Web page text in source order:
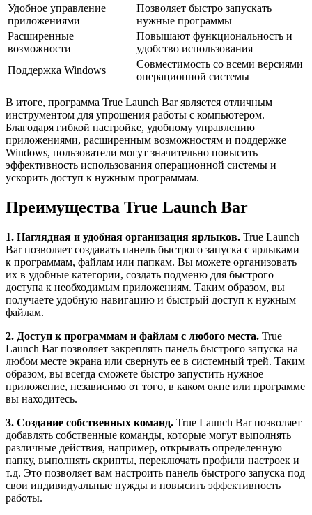
Удобное управление
приложениями
Позволяет быстро запускать
нужные программы
Расширенные
возможности
Повышают функциональность и
удобство использования
Поддержка Windows
Совместимость со всеми версиями
операционной системы
В итоге, программа True Launch Bar является отличным
инструментом для упрощения работы с компьютером.
Благодаря гибкой настройке, удобному управлению
приложениями, расширенным возможностям и поддержке
Windows, пользователи могут значительно повысить
эффективность использования операционной системы и
ускорить доступ к нужным программам.
Преимущества True Launch Bar
1. Наглядная и удобная организация ярлыков. True Launch
Bar позволяет создавать панель быстрого запуска с ярлыками
к программам, файлам или папкам. Вы можете организовать
их в удобные категории, создать подменю для быстрого
доступа к необходимым приложениям. Таким образом, вы
получаете удобную навигацию и быстрый доступ к нужным
файлам.
2. Доступ к программам и файлам с любого места. True
Launch Bar позволяет закреплять панель быстрого запуска на
любом месте экрана или свернуть ее в системный трей. Таким
образом, вы всегда сможете быстро запустить нужное
приложение, независимо от того, в каком окне или программе
вы находитесь.
3. Создание собственных команд. True Launch Bar позволяет
добавлять собственные команды, которые могут выполнять
различные действия, например, открывать определенную
папку, выполнять скрипты, переключать профили настроек и
т.д. Это позволяет вам настроить панель быстрого запуска под
свои индивидуальные нужды и повысить эффективность
работы.